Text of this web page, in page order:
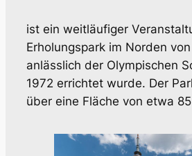
ist ein weitläufiger
Erholungspark im Norden
anlässlich der Olympischen
1972 errichtet wurde. Der
über eine Fläche von etwa